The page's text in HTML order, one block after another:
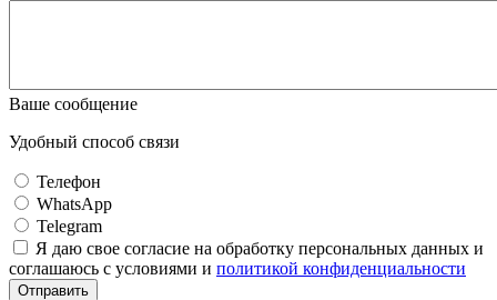
Ваше сообщение
Удобный способ связи
Телефон
WhatsApp
Telegram
Я даю свое согласие на обработку персональных данных и
соглашаюсь с условиями и политикой конфиденциальности
Отправить